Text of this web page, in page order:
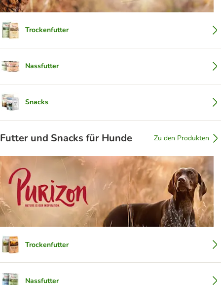
Trockenfutter
Nassfutter
Snacks
Futter und Snacks für Hunde Zu den Produkten
Trockenfutter
Nassfutter